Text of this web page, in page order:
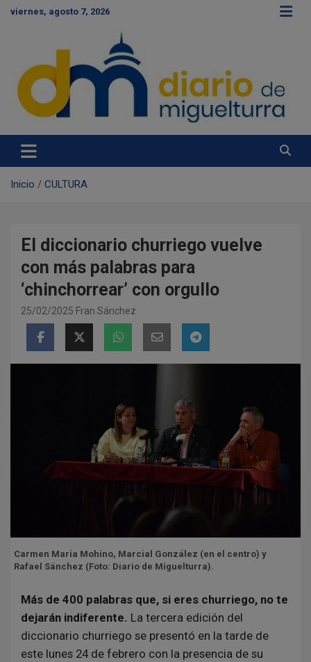
o
t
viernes, agosto 7, 2026
Diario de Miguelturra
Inicio CULTURA
El diccionario churriego vuelve
con más palabras para
‘chinchorrear’ con orgullo
25/02/2025 Fran Sánchez
Carmen María Mohíno, Marcial González (en el centro) y
Rafael Sánchez (Foto: Diario de Miguelturra).
Más de 400 palabras que, si eres churriego, no te
dejarán indiferente. La tercera edición del
diccionario churriego se presentó en la tarde de
este lunes 24 de febrero con la presencia de su